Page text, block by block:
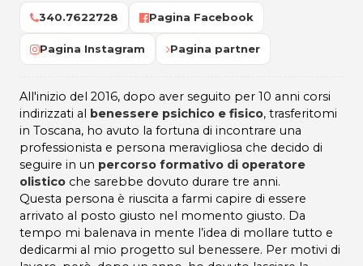
340.7622728 Pagina Facebook
Pagina Instagram Pagina partner
All'inizio del 2016, dopo aver seguito per 10 anni corsi
indirizzati al
benessere psichico e fisico, trasferitomi
in Toscana, ho avuto la fortuna di incontrare una
professionista e persona meravigliosa che decido di
seguire in un percorso formativo di operatore
olistico che sarebbe dovuto durare tre anni.
Questa persona è riuscita a farmi capire di essere
arrivato al posto giusto nel momento giusto. Da
tempo mi balenava in mente l’idea di mollare tutto e
dedicarmi al mio progetto sul benessere. Per motivi di